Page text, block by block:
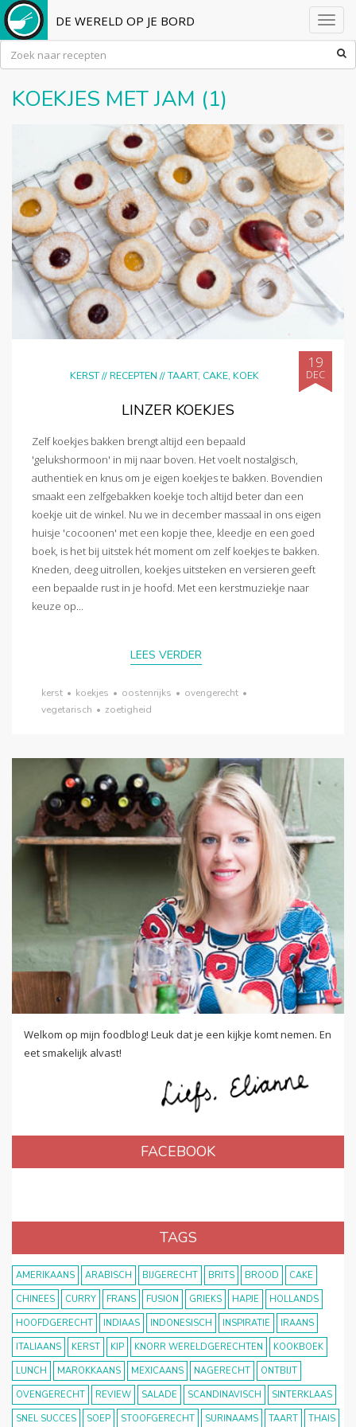
DE WERELD OP JE BORD
KOEKJES MET JAM (1)
KERST//RECEPTEN //TAART, CAKE, KOEK
19
DEC
LINZER KOEKJES
Zelf koekjes bakken brengt altijd een bepaald
'gelukshormoon' in mij naar boven. Het voelt nostalgisch,
authentiek en knus om je eigen koekjes te bakken. Bovendien
smaakt een zelfgebakken koekje toch altijd beter dan een
koekje uit de winkel. Nu we in december massaal in ons eigen
huisje 'cocoonen' met een kopje thee, kleedje en een goed
boek, is het bij uitstek hét moment om zelf koekjes te bakken.
Kneden, deeg uitrollen, koekjes uitsteken en versieren geeft
een bepaalde rust in je hoofd. Met een kerstmuziekje naar
keuze op...
LEES VERDER
kerst • koekjes • oostenrijks • ovengerecht •
vegetarisch • zoetigheid
Welkom op mijn foodblog! Leuk dat je een kijkje komt nemen. En
eet smakelijk alvast!
FACEBOOK
TAGS
AMERIKAANS ARABISCH BIJGERECHT BRITS BROOD
CAKE
CHINEES
CURRY FRANS FUSION GRIEKS HAPJE
HOLLANDS
HOOFDGERECHT
INDIAAS INDONESISCH INSPIRATIE
IRAANS
ITALIAANS
KERST KIP KNORR WERELDGERECHTEN
KOOKBOEK
LUNCH
MAROKKAANS MEXICAANS NAGERECHT
ONTBIJT
OVENGERECHT
REVIEW SALADE SCANDINAVISCH
SINTERKLAAS
SNEL SUCCES
SOEP STOOFGERECHT SURINAAMS TAART THAIS